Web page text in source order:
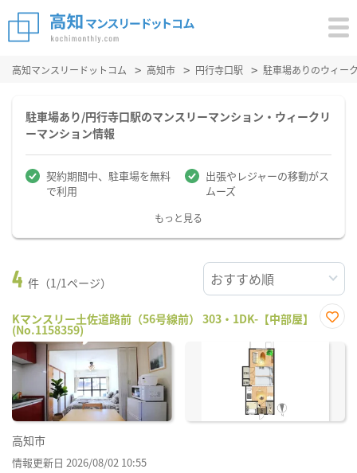
高知マンスリードットコム 高知市 円行寺口駅 駐車場ありのウィー
駐車場あり/円行寺口駅のマンスリーマンション・ウィークリ
ーマンション情報
契約期間中、駐車場を無料
で利用
出張やレジャーの移動がス
ムーズ
もっと見る
4 件（1/1ページ）
Kマンスリー土佐道路前（56号線前） 303・1DK-【中部屋】
(No.1158359)
に入
高知市
情報更新日 2026/08/02 10:55